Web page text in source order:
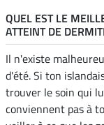
QUEL EST LE
ATTEINT DE
Il n'existe
d'été. Si ton
trouver le soin qui
conviennent pas à